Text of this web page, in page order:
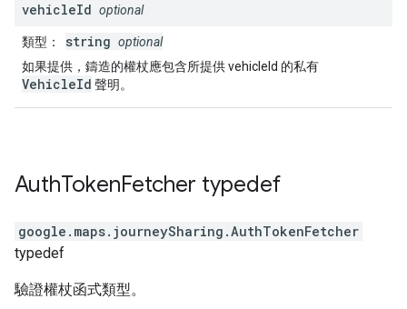
vehicleId optional
類型： string optional
如果提供，鑄造的權杖應包含所提供 vehicleId 的私有
VehicleId 聲明。
AuthTokenFetcher typedef
google.maps.journeySharing .AuthTokenFetcher
typedef
驗證權杖函式類型。